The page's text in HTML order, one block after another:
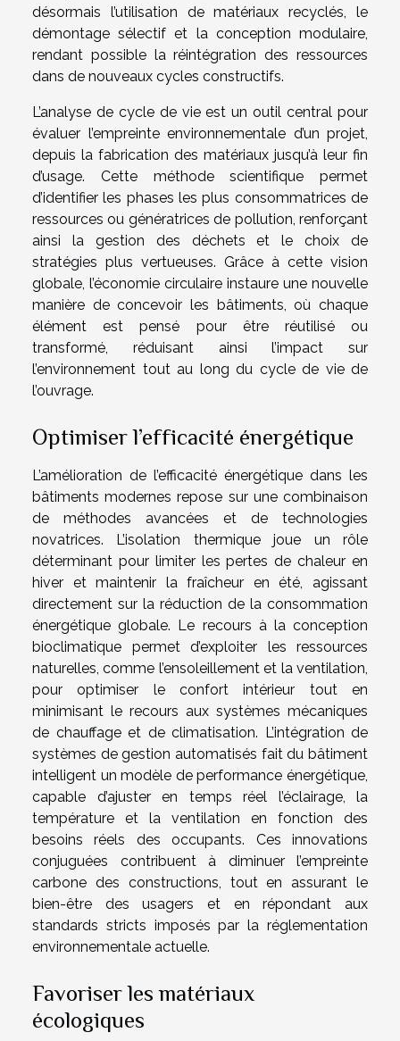
désormais l’utilisation de matériaux recyclés, le
démontage sélectif et la conception modulaire,
rendant possible la réintégration des ressources
dans de nouveaux cycles constructifs.
L’analyse de cycle de vie est un outil central pour
évaluer l’empreinte environnementale d’un projet,
depuis la fabrication des matériaux jusqu’à leur fin
d’usage. Cette méthode scientifique permet
d’identifier les phases les plus consommatrices de
ressources ou génératrices de pollution, renforçant
ainsi la gestion des déchets et le choix de
stratégies plus vertueuses. Grâce à cette vision
globale, l’économie circulaire instaure une nouvelle
manière de concevoir les bâtiments, où chaque
élément est pensé pour être réutilisé ou
transformé, réduisant ainsi l’impact sur
l’environnement tout au long du cycle de vie de
l’ouvrage.
Optimiser l’efficacité énergétique
L’amélioration de l’efficacité énergétique dans les
bâtiments modernes repose sur une combinaison
de méthodes avancées et de technologies
novatrices. L’isolation thermique joue un rôle
déterminant pour limiter les pertes de chaleur en
hiver et maintenir la fraîcheur en été, agissant
directement sur la réduction de la consommation
énergétique globale. Le recours à la conception
bioclimatique permet d’exploiter les ressources
naturelles, comme l’ensoleillement et la ventilation,
pour optimiser le confort intérieur tout en
minimisant le recours aux systèmes mécaniques
de chauffage et de climatisation. L’intégration de
systèmes de gestion automatisés fait du bâtiment
intelligent un modèle de performance énergétique,
capable d’ajuster en temps réel l’éclairage, la
température et la ventilation en fonction des
besoins réels des occupants. Ces innovations
conjuguées contribuent à diminuer l’empreinte
carbone des constructions, tout en assurant le
bien-être des usagers et en répondant aux
standards stricts imposés par la réglementation
environnementale actuelle.
Favoriser les matériaux
écologiques